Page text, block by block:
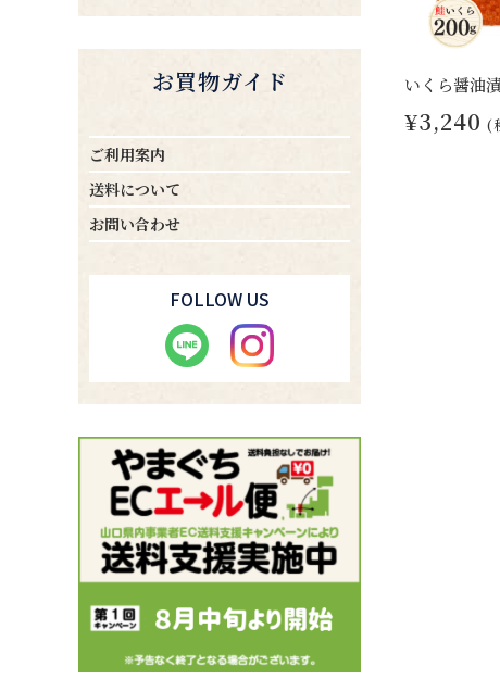
いくら醤油
¥3,240 (
お買物ガイド
ご利用案内
送料について
お問い合わせ
FOLLOW US